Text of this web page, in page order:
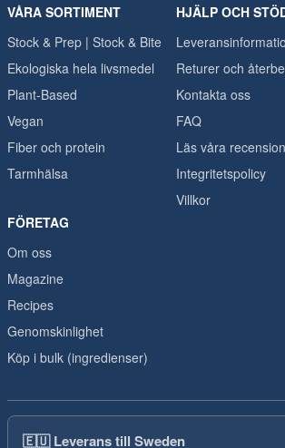
VÅRA SORTIMENT
Stock & Prep | Stock & Bite
Ekologiska hela livsmedel
Plant-Based
Vegan
Fiber och protein
Tarmhälsa
HJÄLP OCH
Returer och
Kontakta oss
FAQ
Läs våra
Integritetspolicy
Villkor
FÖRETAG
Om oss
Magazine
Recipes
Genomskinlighet
Köp i bulk (ingredienser)
🇪🇺Leverans till Sweden